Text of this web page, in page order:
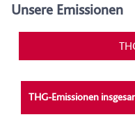
Unsere Emissionen